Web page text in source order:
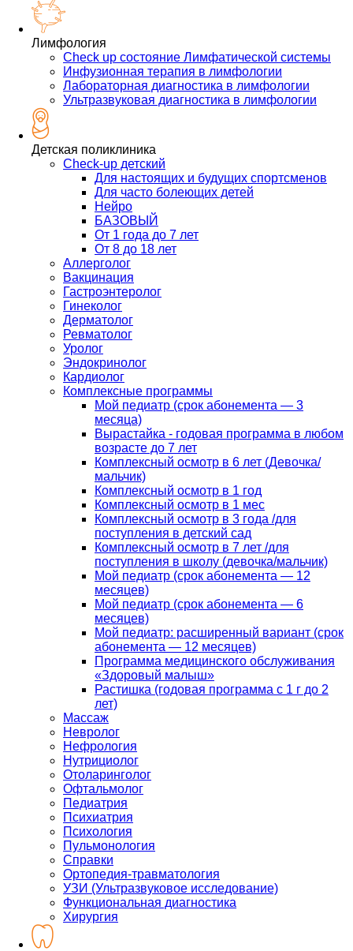
Лимфология
Check up состояние Лимфатической системы
Инфузионная терапия в лимфологии
Лабораторная диагностика в лимфологии
Ультразвуковая диагностика в лимфологии
Детская поликлиника
Check-up детский
Для настоящих и будущих спортсменов
Для часто болеющих детей
Нейро
БАЗОВЫЙ
От 1 года до 7 лет
От 8 до 18 лет
Аллерголог
Вакцинация
Гастроэнтеролог
Гинеколог
Дерматолог
Ревматолог
Уролог
Эндокринолог
Кардиолог
Комплексные программы
Мой педиатр (срок абонемента — 3
месяца)
Вырастайка - годовая программа в любом
возрасте до 7 лет
Комплексный осмотр в 6 лет (Девочка/
мальчик)
Комплексный осмотр в 1 год
Комплексный осмотр в 1 мес
Комплексный осмотр в 3 года /для
поступления в детский сад
Комплексный осмотр в 7 лет /для
поступления в школу (девочка/мальчик)
Мой педиатр (срок абонемента — 12
месяцев)
Мой педиатр (срок абонемента — 6
месяцев)
Мой педиатр: расширенный вариант (срок
абонемента — 12 месяцев)
Программа медицинского обслуживания
«Здоровый малыш»
Растишка (годовая программа с 1 г до 2
лет)
Массаж
Невролог
Нефрология
Нутрициолог
Отоларинголог
Офтальмолог
Педиатрия
Психиатрия
Психология
Пульмонология
Справки
Ортопедия-травматология
УЗИ (Ультразвуковое исследование)
Функциональная диагностика
Хирургия